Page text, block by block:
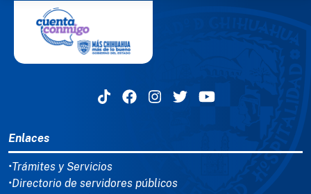
Enlaces
•Trámites y Servicios
•Directorio de servidores públicos